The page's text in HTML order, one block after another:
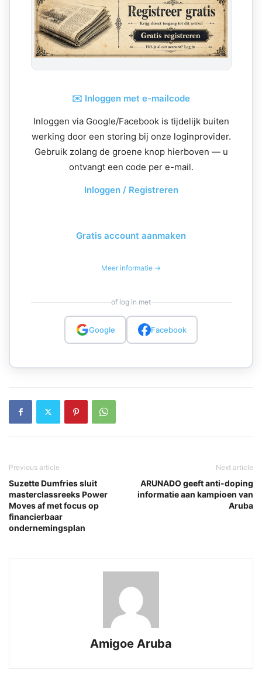
✉️ Inloggen met e-mailcode
Inloggen via Google/Facebook is tijdelijk buiten
werking door een storing bij onze loginprovider.
Gebruik zolang de groene knop hierboven — u
ontvangt een code per e-mail.
Inloggen / Registreren
Gratis account aanmaken
Meer informatie →
of log in met
Google Facebook
Previous article
Suzette Dumfries sluit
masterclassreeks Power
Moves af met focus op
financierbaar
ondernemingsplan
Next article
ARUNADO geeft anti-doping
informatie aan kampioen van
Aruba
Amigoe Aruba